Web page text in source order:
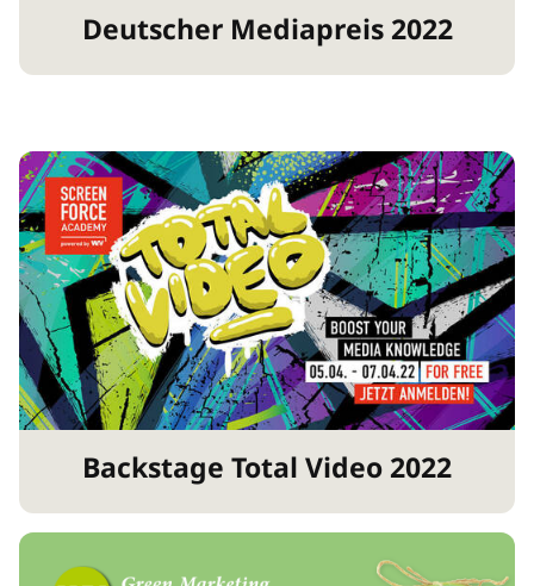
Deutscher Mediapreis 2022
Backstage Total Video 2022